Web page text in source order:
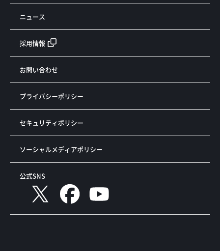
ニュース
採用情報
お問い合わせ
プライバシーポリシー
セキュリティポリシー
ソーシャルメディアポリシー
公式SNS